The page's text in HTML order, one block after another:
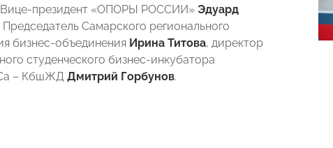
Вице-президент «ОПОРЫ РОССИИ» Эдуард
Председатель Самарского регионального
бизнес-объединения Ирина Титова, директор
студенческого бизнес-инкубатора
– КбшЖД Дмитрий Горбунов.